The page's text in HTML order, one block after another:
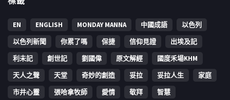
EN ENGLISH MONDAY MANNA 中國成語
以色列
以色列新聞
你累了嗎 保捷 信仰見證
出埃及記
利未記
創世記 劉國偉 原文解經
國度禾場KHM
天人之聲
天堂 奇妙的創造 妥拉 妥拉人生
家庭
市井心靈
張哈拿牧師 愛情 敬拜 智慧